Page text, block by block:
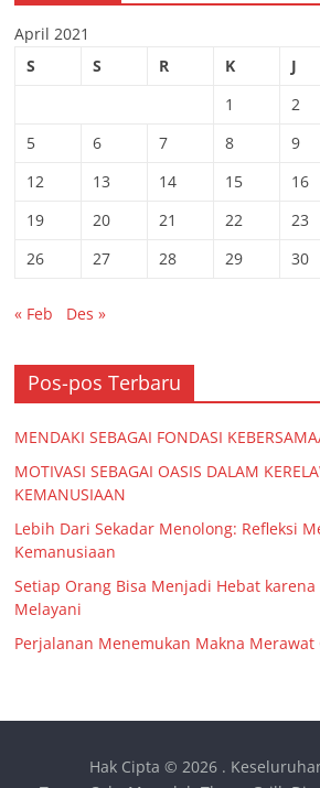
April 2021
S
S R K J
1
2
5
6 7 8 9
12
13 14 15 16
19
20 21 22 23
26
27 28 29 30
« Feb Des »
Pos-pos Terbaru
MENDAKI SEBAGAI FONDASI
MOTIVASI SEBAGAI OASIS DALAM
KEMANUSIAAN
Lebih Dari Sekadar Menolong: Refleksi
Kemanusiaan
Setiap Orang Bisa Menjadi Hebat
Melayani
Perjalanan Menemukan Makna Merawat
Hak Cipta © 2026 .